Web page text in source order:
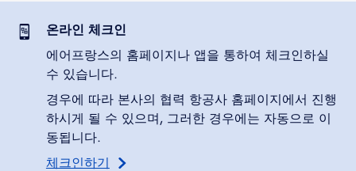
온라인 체크인
에어프랑스의 홈페이지나 앱을 통하여 체크인하실
수 있습니다.
경우에 따라 본사의 협력 항공사 홈페이지에서 진행
하시게 될 수 있으며, 그러한 경우에는 자동으로 이
동됩니다.
체크인하기